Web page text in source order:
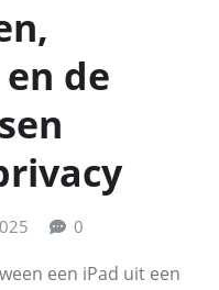
de
0
een iPad uit een